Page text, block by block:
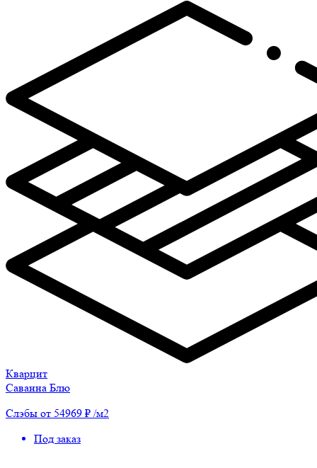
Кварцит
Саванна Блю
Слэбы от 54969 ₽ /м2
Под заказ